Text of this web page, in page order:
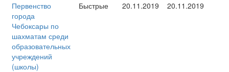
Первенство
города
Чебоксары по
шахматам среди
образовательных
учреждений
(школы)
Быстрые 20.11.2019 20.11.2019